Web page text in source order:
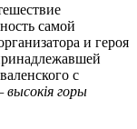
самой
и героя
с
высокiя горы